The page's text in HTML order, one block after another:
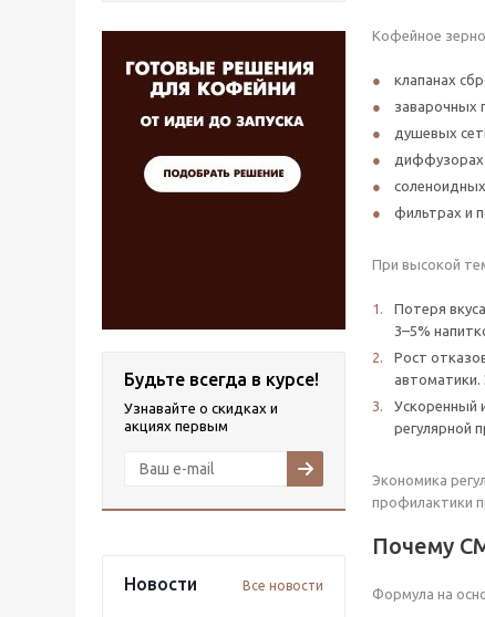
Будьте всегда в курсе!
Узнавайте о скидках и
акциях первым
Новости Все новости
Кофейное
клапанах
заварочных
душевых
диффузорах
фильтрах и
При высокой
Потеря
3–5%
Рост
автоматики.
Ускоренный
регулярной
Экономика
профилактики
Почему
Формула на